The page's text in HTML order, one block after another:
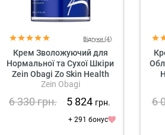
Відгуки (4)
Крем Зволожуючий для
Нормальної та Сухої Шкіри
Zein Obagi Zo Skin Health
Recovery Creme
Zein Obagi
6 330грн. 5 824 грн.
+ 291 бонус
6